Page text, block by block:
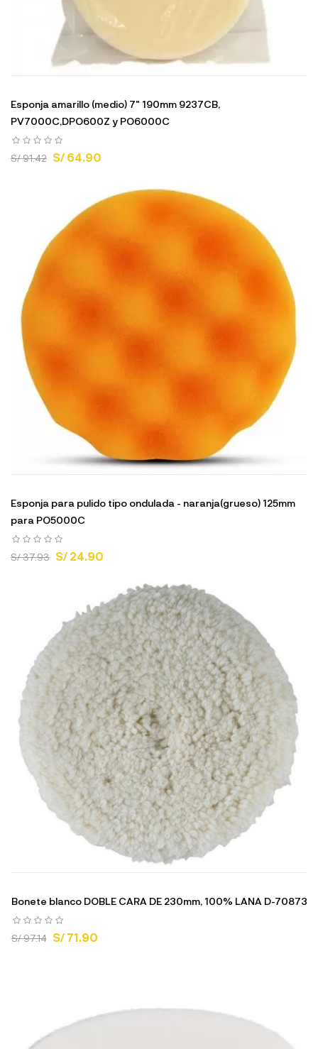
Esponja amarillo (medio) 7" 190mm 9237CB,
PV7000C,DPO600Z y PO6000C
S/ 91.42 S/ 64.90
Esponja para pulido tipo ondulada - naranja(grueso) 125mm
para PO5000C
S/ 37.93 S/ 24.90
Bonete blanco DOBLE CARA DE 230mm, 100% LANA D-70873
S/ 97.14 S/ 71.90